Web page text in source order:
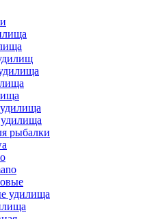
рыбалки
удилища